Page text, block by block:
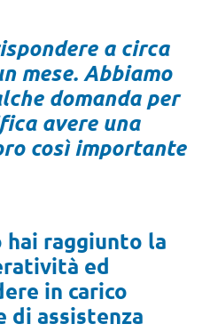
a circa
mese. Abbiamo
domanda per
avere una
così importante
raggiunto la
ed
in carico
di assistenza